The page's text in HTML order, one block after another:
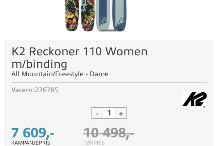
K2 Reckoner 110 Women
m/binding
All Mountain/Freestyle - Dame
Varenr:226785
7 609,-
KAMPANJEPRIS
10 498,-
FØRPRIS
- +